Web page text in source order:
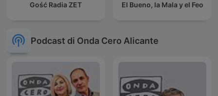
Gość Radia ZET El Bueno, la Mala y el Feo
Podcast di Onda Cero Alicante